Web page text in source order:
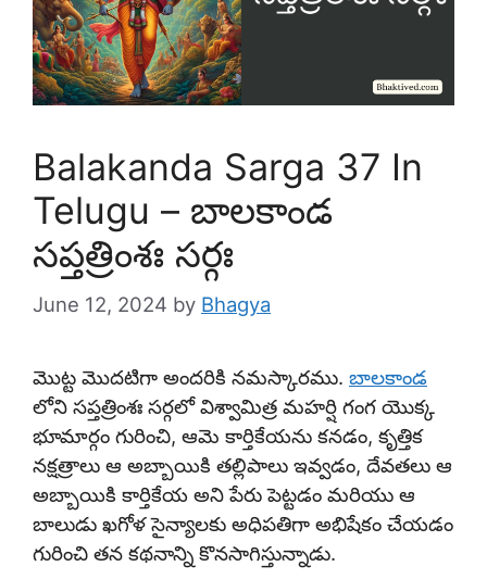
Balakanda Sarga 37 In
Telugu – బాలకాండ
సప్తత్రింశః సర్గః
June 12, 2024 by Bhagya
మొట్ట మొదటిగా అందరికి నమస్కారము. బాలకాండ
లోని సప్తత్రింశః సర్గలో విశ్వామిత్ర మహర్షి గంగ యొక్క
భూమార్గం గురించి, ఆమె కార్తికేయను కనడం, కృత్తిక
నక్షత్రాలు ఆ అబ్బాయికి తల్లిపాలు ఇవ్వడం, దేవతలు ఆ
అబ్బాయికి కార్తికేయ అని పేరు పెట్టడం మరియు ఆ
బాలుడు ఖగోళ సైన్యాలకు అధిపతిగా అభిషేకం చేయడం
గురించి తన కథనాన్ని కొనసాగిస్తున్నాడు.